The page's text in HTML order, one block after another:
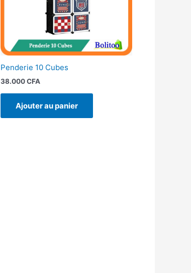
Penderie 10 Cubes
38.000CFA
Ajouter au panier